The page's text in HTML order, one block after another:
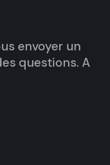
envoyer un
questions. A